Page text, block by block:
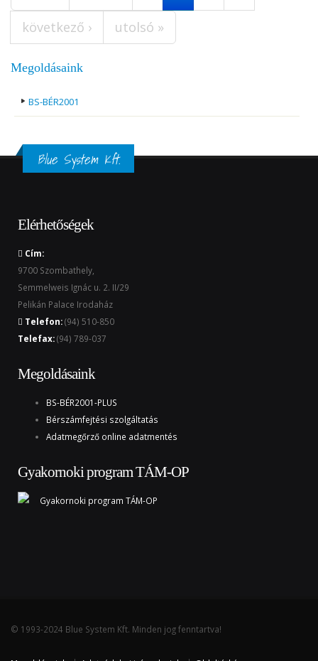
következő ›
utolsó »
Megoldásaink
BS-BÉR2001
Blue System Kft.
Elérhetőségek
Cím:
9700 Szombathely,
Semmelweis Ignác u. 2. II/29
Pelikán Palace Irodaház
Telefon:(94) 510-850
Telefax:(94) 789-037
Megoldásaink
BS-BÉR2001-PLUS
Bérszámfejtési szolgáltatás
Adatmegőrző online adatmentés
Gyakornoki program TÁM-OP
© 1993-2024 Blue System Kft. Minden jog fenntartva!